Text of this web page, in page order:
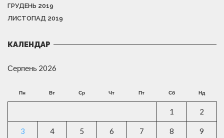
ГРУДЕНЬ 2019
ЛИСТОПАД 2019
КАЛЕНДАР
Серпень 2026
Пн Вт Ср Чт Пт Сб Нд
1 2
3 4 5 6 7 8 9